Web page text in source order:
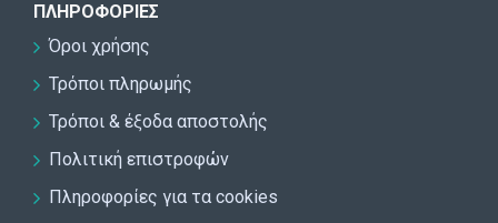
ΠΛΗΡΟΦΟΡΊΕΣ
Όροι χρήσης
Τρόποι πληρωμής
Τρόποι & έξοδα αποστολής
Πολιτική επιστροφών
Πληροφορίες για τα cookies